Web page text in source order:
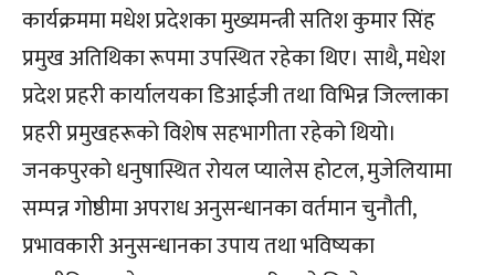
कार्यक्रममा मधेश प्रदेशका मुख्यमन्त्री सतिश कुमार सिंह
प्रमुख अतिथिका रूपमा उपस्थित रहेका थिए। साथै, मधेश
प्रदेश प्रहरी कार्यालयका डिआईजी तथा विभिन्न जिल्लाका
प्रहरी प्रमुखहरूको विशेष सहभागीता रहेको थियो।
जनकपुरको धनुषास्थित रोयल प्यालेस होटल, मुजेलियामा
सम्पन्न गोष्ठीमा अपराध अनुसन्धानका वर्तमान चुनौती,
प्रभावकारी अनुसन्धानका उपाय तथा भविष्यका